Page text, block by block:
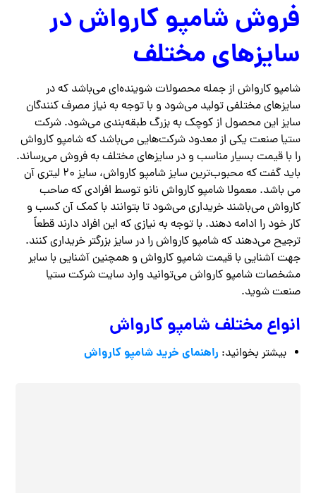
فروش شامپو کارواش در
سایزهای مختلف
شامپو کارواش از جمله محصولات شوینده‌ای می‌باشد که در
سایزهای مختلفی تولید می‌شود و با توجه به نیاز مصرف کنندگان
سایز این محصول از کوچک به بزرگ طبقه‌بندی می‌شود. شرکت
ستیا صنعت یکی از معدود شرکت‌هایی می‌باشد که شامپو کارواش
را با قیمت بسیار مناسب و در سایزهای مختلف به فروش می‌رساند.
باید گفت که محبوب‌ترین سایز شامپو کارواش، سایز ۲۰ لیتری آن
می باشد. معمولا شامپو کارواش نانو توسط افرادی که صاحب
کارواش می‌باشند خریداری می‌شود تا بتوانند با کمک آن کسب و
کار خود را ادامه دهند. با توجه به نیازی که این افراد دارند قطعاً
ترجیح می‌دهند که شامپو کارواش را در سایز بزرگتر خریداری کنند.
جهت آشنایی با قیمت شامپو کارواش و همچنین آشنایی با سایر
مشخصات شامپو کارواش می‌توانید وارد سایت شرکت ستیا
صنعت شوید.
انواع مختلف شامپو کارواش
بیشتر بخوانید: راهنمای خرید شامپو کارواش